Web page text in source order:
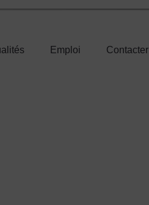
Emploi Contacter